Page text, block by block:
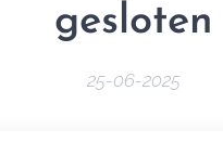
gesloten
25-06-2025